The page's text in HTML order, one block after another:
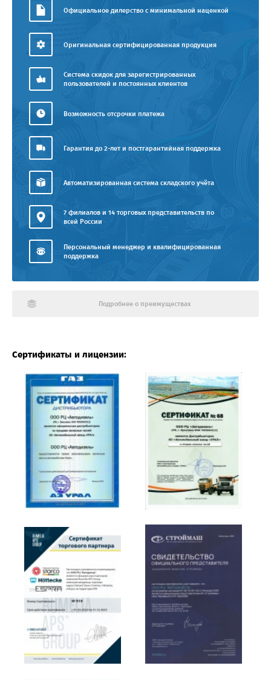
Официальное дилерство с минимальной наценкой
Оригинальная сертифицированная продукция
Система скидок для зарегистрированных
пользователей и постоянных клиентов
Возможность отсрочки платежа
Гарантия до 2-лет и постгарантийная поддержка
Автоматизированная система складского учёта
7 филиалов и 14 торговых представительств по
всей России
Персональный менеджер и квалифицированная
поддержка
Подробнее о преимуществах
Сертификаты и лицензии: